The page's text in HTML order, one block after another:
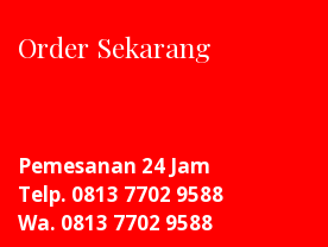
Order Sekarang
Pemesanan 24 Jam
Telp. 0813 7702 9588
Wa. 0813 7702 9588